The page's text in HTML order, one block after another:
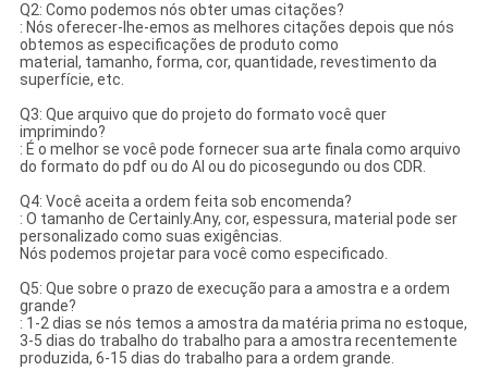
Q2: Como podemos nós obter umas citações?
: Nós oferecer-lhe-emos as melhores citações depois que nós
obtemos as especificações de produto como
material, tamanho, forma, cor, quantidade, revestimento da
superfície, etc.
Q3: Que arquivo que do projeto do formato você quer
imprimindo?
: É o melhor se você pode fornecer sua arte finala como arquivo
do formato do pdf ou do AI ou do picosegundo ou dos CDR.
Q4: Você aceita a ordem feita sob encomenda?
: O tamanho de Certainly.Any, cor, espessura, material pode ser
personalizado como suas exigências.
Nós podemos projetar para você como especificado.
Q5: Que sobre o prazo de execução para a amostra e a ordem
grande?
: 1-2 dias se nós temos a amostra da matéria prima no estoque,
3-5 dias do trabalho do trabalho para a amostra recentemente
produzida, 6-15 dias do trabalho para a ordem grande.